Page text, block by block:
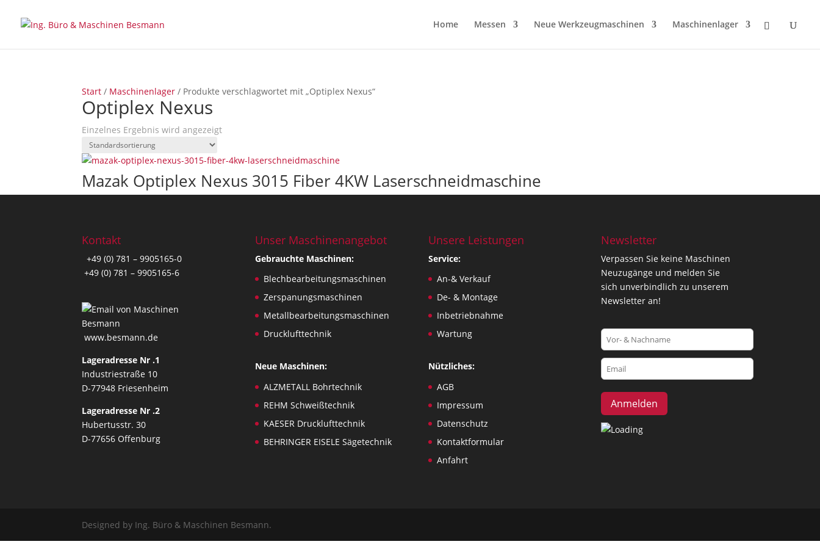
Home Messen Neue Werkzeugmaschinen Maschinenlager
Start / Maschinenlager / Produkte verschlagwortet mit „Optiplex Nexus“
Optiplex Nexus
Einzelnes Ergebnis wird angezeigt
Mazak Optiplex Nexus 3015 Fiber 4KW Laserschneidmaschine
Kontakt
+49 (0) 781 – 9905165-0
+49 (0) 781 – 9905165-6
www.besmann.de
Lageradresse Nr .1
Industriestraße 10
D-77948 Friesenheim
Lageradresse Nr .2
Hubertusstr. 30
D-77656 Offenburg
Unser Maschinenangebot
Gebrauchte Maschinen:
Blechbearbeitungsmaschinen
Zerspanungsmaschinen
Metallbearbeitungsmaschinen
Drucklufttechnik
Neue Maschinen:
ALZMETALL Bohrtechnik
REHM Schweißtechnik
KAESER Drucklufttechnik
BEHRINGER EISELE Sägetechnik
Unsere Leistungen
Service:
An-& Verkauf
De- & Montage
Inbetriebnahme
Wartung
Nützliches:
AGB
Impressum
Datenschutz
Kontaktformular
Anfahrt
Newsletter
Verpassen Sie keine Maschinen
Neuzugänge und melden Sie
sich unverbindlich zu unserem
Newsletter an!
Designed by Ing. Büro & Maschinen Besmann.